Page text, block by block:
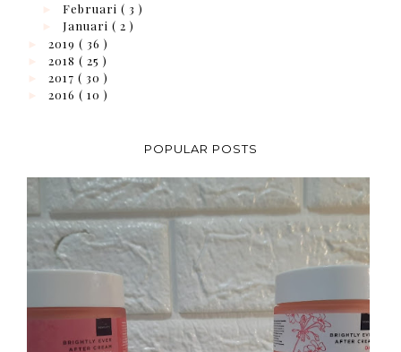
Februari ( 3 )
Januari ( 2 )
2019 ( 36 )
2018 ( 25 )
2017 ( 30 )
2016 ( 10 )
POPULAR POSTS